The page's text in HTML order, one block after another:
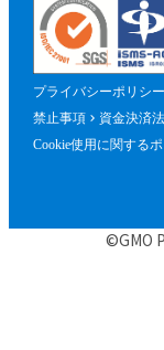
これに限
とができ
ものとし
第５条（
参加申込
当社は、
プライバシーポリシー
禁止事項
資金決済
Cookie使用に関する
©GMO